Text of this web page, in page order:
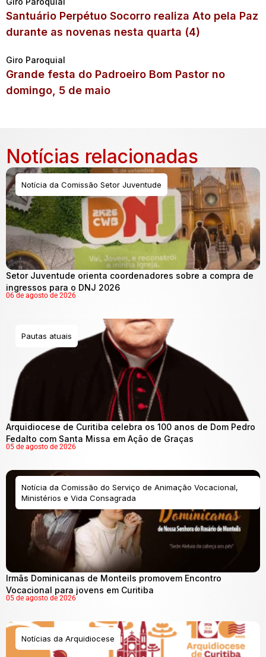
Santuário Perpétuo Socorro realiza Ato pela Paz
durante as novenas nesta quarta (4)
Giro Paroquial
Grande festa do Padroeiro Bom Pastor no
domingo, 5 de maio
Notícias relacionadas
Notícia da Comissão Setor Juventude
Setor Juventude orienta coordenadores sobre a compra de
ingressos para o DNJ 2026
06 de agosto de 2026
Pautas atuais
Arquidiocese de Curitiba celebra os 100 anos de Dom Pedro
Fedalto com Santa Missa em Ação de Graças
05 de agosto de 2026
Notícia da Comissão do Serviço de Animação Vocacional,
Ministérios e Vida Consagrada
Irmãs Dominicanas de Monteils promovem Encontro
Vocacional para jovens em Curitiba
05 de agosto de 2026
Notícias da Arquidiocese